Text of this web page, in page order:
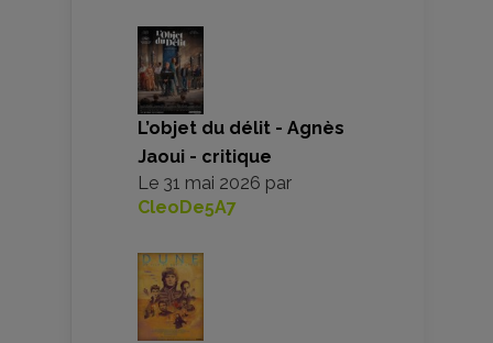
L’objet du délit - Agnès
Jaoui - critique
Le 31 mai 2026 par
CleoDe5A7